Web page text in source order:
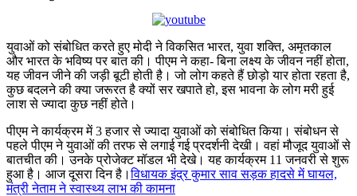
युवाओं को संबोधित करते हुए मोदी ने विकसित भारत, युवा शक्ति, अमृतकाल
और भारत के भविष्य पर बात की। पीएम ने कहा- बिना लक्ष्य के जीवन नहीं होता,
यह जीवन जीने की जड़ी बूटी होती है। जो लोग कहते हैं छोड़ो यार होता रहता है,
कुछ बदलने की क्या जरूरत है क्यों सर खपाते हो, इस भावना के लोग मरी हुई
लाश से ज्यादा कुछ नहीं होते।
पीएम ने कार्यक्रम में 3 हजार से ज्यादा युवाओं को संबोधित किया। संबोधन से
पहले पीएम ने युवाओं की तरफ से लगाई गई प्रदर्शनी देखी। वहां मौजूद युवाओं से
बातचीत की। उनके प्रोजेक्ट मॉडल भी देखे। यह कार्यक्रम 11 जनवरी से शुरू
हुआ है। आज दूसरा दिन है।विधायक इंद्र कुमार साव सड़क हादसे में घायल,
मंत्री नेताम ने स्वास्थ्य लाभ की कामना